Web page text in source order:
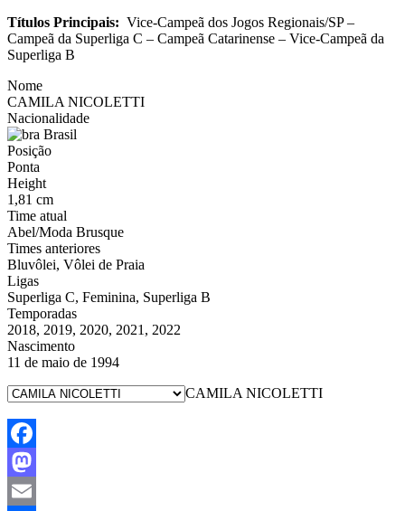
Títulos Principais: Vice-Campeã dos Jogos Regionais/SP –
Campeã da Superliga C – Campeã Catarinense – Vice-Campeã da
Superliga B
Nome
CAMILA NICOLETTI
Nacionalidade
Brasil
Posição
Ponta
Height
1,81 cm
Time atual
Abel/Moda Brusque
Times anteriores
Bluvôlei, Vôlei de Praia
Ligas
Superliga C, Feminina, Superliga B
Temporadas
2018, 2019, 2020, 2021, 2022
Nascimento
11 de maio de 1994
CAMILA NICOLETTI
Facebook
Mastodon